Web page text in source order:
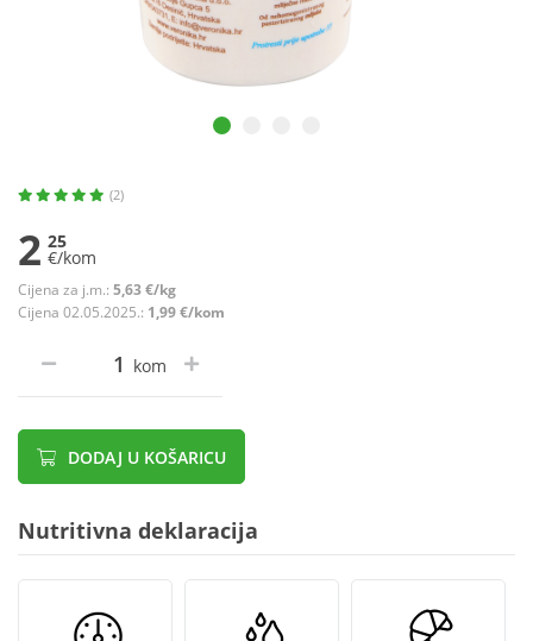
(2)
2 25
€/kom
Cijena za j.m.: 5,63 €/kg
Cijena 02.05.2025.: 1,99 €/kom
kom
DODAJ U KOŠARICU
Nutritivna deklaracija